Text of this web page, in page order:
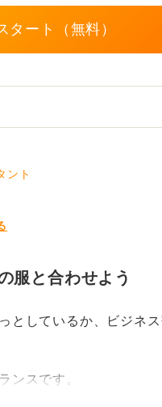
やベンチャーでは比較的
では落ち着いた装いが
のない薄手の黒、紺、
感と姿勢です。自然に胸
話しやすい印象を与える
タート（無料）
ント
服と合わせよう
としているか、ビジネ
ンスです。